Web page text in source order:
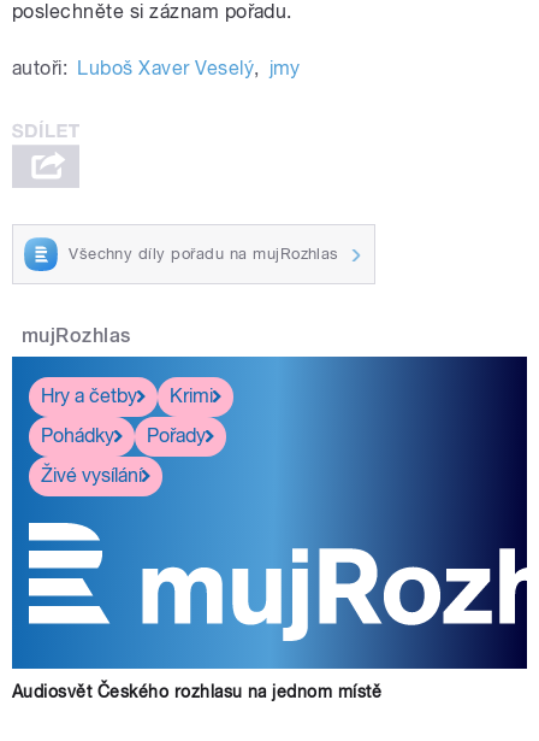
poslechněte si záznam pořadu.
autoři: Luboš Xaver Veselý, jmy
Všechny díly pořadu na mujRozhlas
mujRozhlas
Hry a četby
Krimi
Pohádky
Pořady
Živé vysílání
Audiosvět Českého rozhlasu na jednom místě